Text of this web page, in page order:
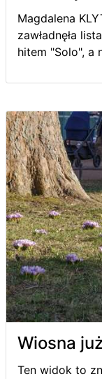
Magdalena
zawładnęła
hitem "Solo", a
Wiosna
Ten widok to